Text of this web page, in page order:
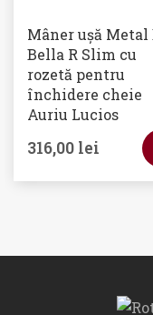
Mâner ușă Metal
Bella R Slim cu
rozetă pentru
închidere cheie
Auriu Lucios
316,00 lei